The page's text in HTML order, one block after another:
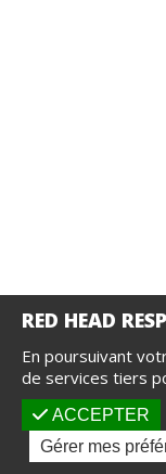
En poursuivant
de services tiers
ACCEPTER
Gérer mes